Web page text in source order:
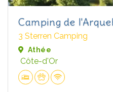
Camping de
3 Sterren Camping
Athée
Côte-d'Or